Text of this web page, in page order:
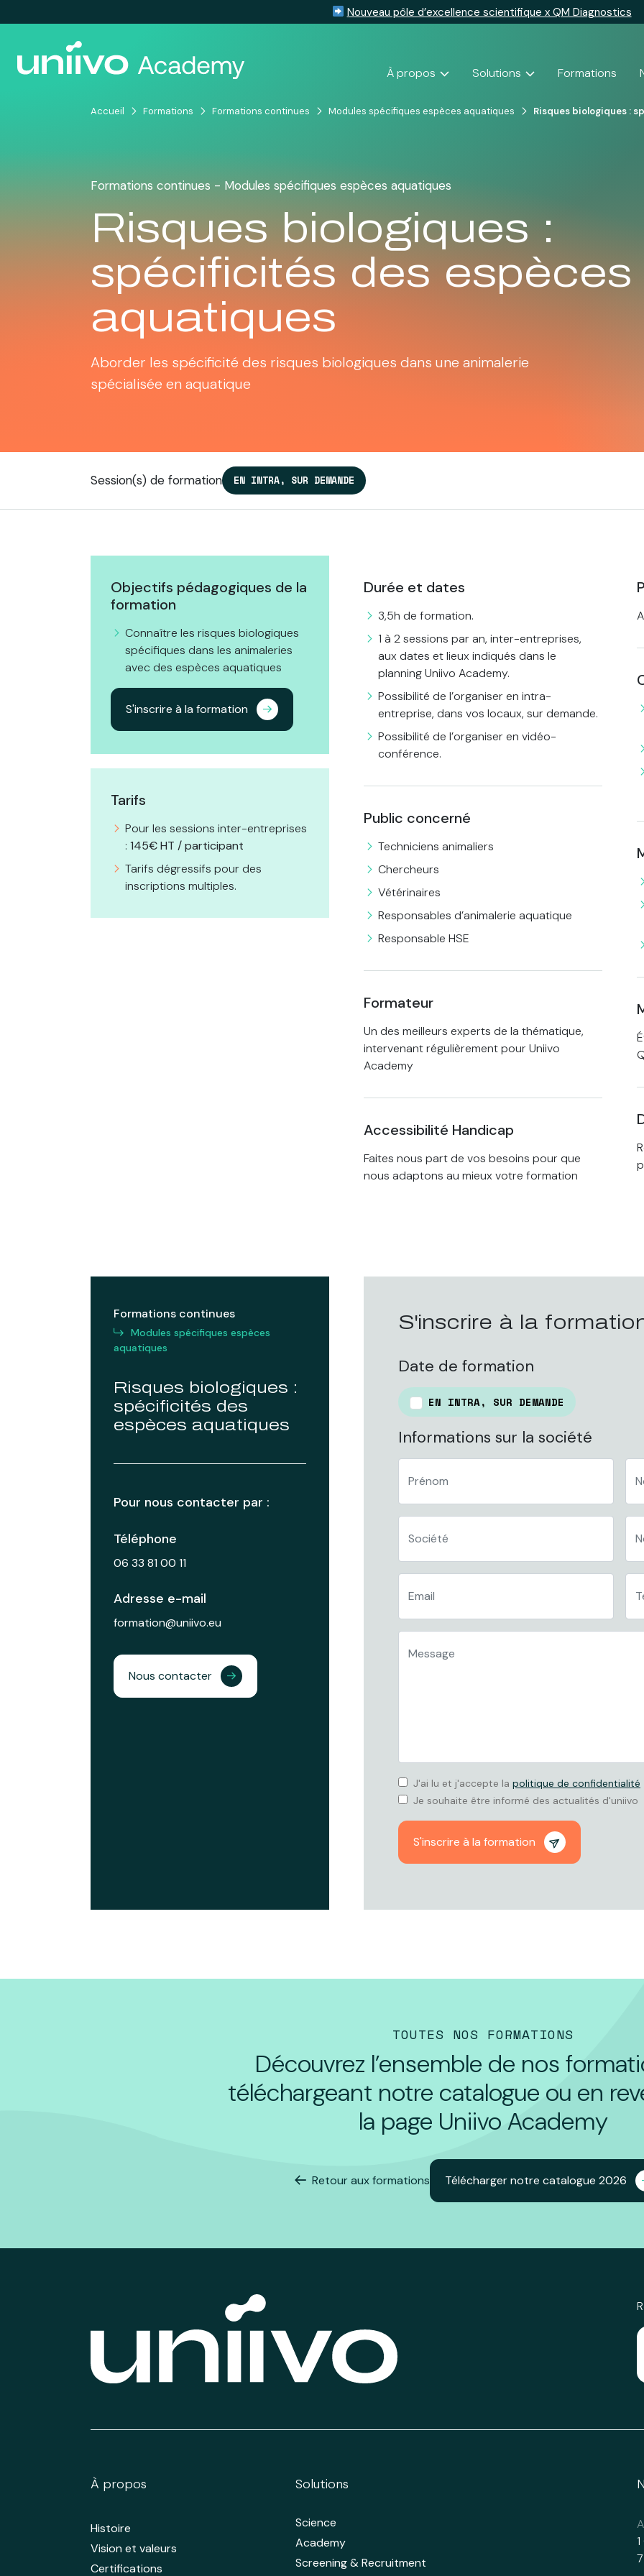
Nouveau pôle d’excellence scientifique x QM Diagnostics
À propos Solutions Formations
Accueil Formations Formations continues Modules spécifiques espèces aquatiques Risques biologiques :
Formations continues - Modules spécifiques espèces aquatiques
Risques biologiques :
spécificités des espèces
aquatiques
Aborder les spécificité des risques biologiques dans une animalerie
spécialisée en aquatique
Session(s) de formation EN INTRA, SUR DEMANDE
Objectifs pédagogiques de la
formation
Connaître les risques biologiques
spécifiques dans les animaleries
avec des espèces aquatiques
S'inscrire à la formation
Tarifs
Pour les sessions inter-entreprises
: 145€ HT / participant
Tarifs dégressifs pour des
inscriptions multiples.
Durée et dates
3,5h de formation.
1 à 2 sessions par an, inter-entreprises,
aux dates et lieux indiqués dans le
planning Uniivo Academy.
Possibilité de l’organiser en intra-
entreprise, dans vos locaux, sur demande.
Possibilité de l’organiser en vidéo-
conférence.
Public concerné
Techniciens animaliers
Chercheurs
Vétérinaires
Responsables d’animalerie aquatique
Responsable HSE
Formateur
Un des meilleurs experts de la thématique,
intervenant régulièrement pour Uniivo
Academy
Accessibilité Handicap
Faites nous part de vos besoins pour que
nous adaptons au mieux votre formation
Formations continues
Modules spécifiques espèces
aquatiques
Risques biologiques :
spécificités des
espèces aquatiques
Pour nous contacter par :
Téléphone
06 33 81 00 11
Adresse e-mail
formation@uniivo.eu
Nous contacter
S'inscrire à la
Date de formation
EN INTRA, SUR DEMANDE
Informations sur la société
J'ai lu et j'accepte la politique de confidentialité
Je souhaite être informé des actualités d'uniivo
S'inscrire à la formation
TOUTES NOS FORMATIONS
Découvrez l’ensemble de nos
téléchargeant notre catalogue ou en
la page Uniivo Academy
Retour aux formations Télécharger notre catalogue 2026
À propos
Histoire
Vision et valeurs
Certifications
Solutions
Science
Academy
Screening & Recruitment